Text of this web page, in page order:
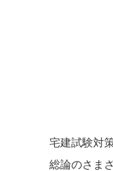
宅建試験対
総論のさま